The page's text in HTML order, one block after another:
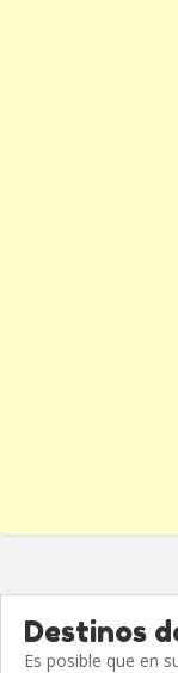
Destinos
Es posible que en